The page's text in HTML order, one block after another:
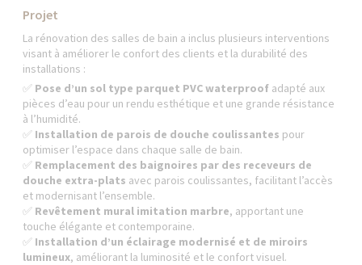
Projet
La rénovation des salles de bain a inclus plusieurs interventions
visant à améliorer le confort des clients et la durabilité des
installations :
✅ Pose d’un sol type parquet PVC waterproof adapté aux
pièces d’eau pour un rendu esthétique et une grande résistance
à l’humidité.
✅ Installation de parois de douche coulissantes pour
optimiser l’espace dans chaque salle de bain.
✅ Remplacement des baignoires par des receveurs de
douche extra-plats avec parois coulissantes, facilitant l’accès
et modernisant l’ensemble.
✅ Revêtement mural imitation marbre, apportant une
touche élégante et contemporaine.
✅ Installation d’un éclairage modernisé et de miroirs
lumineux, améliorant la luminosité et le confort visuel.